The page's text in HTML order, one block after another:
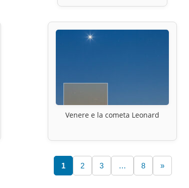
Venere e la cometa Leonard
1 2 3 … 8 »